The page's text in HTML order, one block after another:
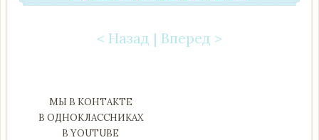
< Назад | Вперед >
МЫ В КОНТАКТЕ
В ОДНОКЛАССНИКАХ
В YOUTUBE